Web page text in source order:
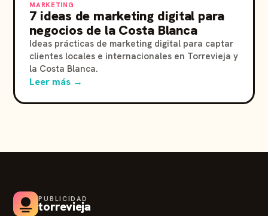
MARKETING
7 ideas de marketing digital para
negocios de la Costa Blanca
Ideas prácticas de marketing digital para captar
clientes locales e internacionales en Torrevieja y
la Costa Blanca.
Leer más →
PUBLICIDAD
torrevieja